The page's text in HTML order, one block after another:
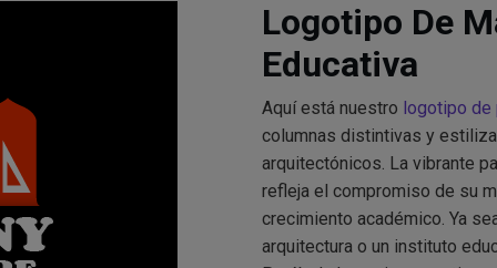
Logotipo De
Educativa
Aquí está nuestro logotipo de
columnas distintivas y
arquitectónicos. La vibrante
refleja el compromiso de su
crecimiento académico. Ya
arquitectura o un instituto